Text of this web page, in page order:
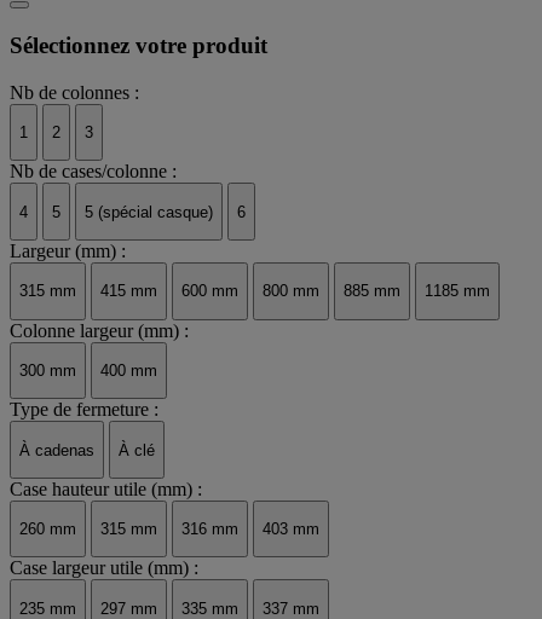
Sélectionnez votre produit
Nb de colonnes :
1 2 3
Nb de cases/colonne :
4 5 5 (spécial casque) 6
Largeur (mm) :
315 mm 415 mm 600 mm 800 mm 885 mm 1185 mm
Colonne largeur (mm) :
300 mm 400 mm
Type de fermeture :
À cadenas À clé
Case hauteur utile (mm) :
260 mm 315 mm 316 mm 403 mm
Case largeur utile (mm) :
235 mm 297 mm 335 mm 337 mm